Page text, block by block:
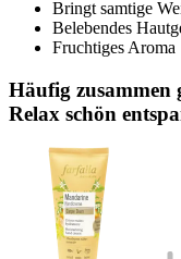
Bringt samtige
Belebendes
Fruchtiges Aroma
Häufig
Relax schön